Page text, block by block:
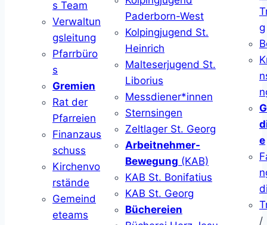
s Team
Verwaltun
gsleitung
Pfarrbüro
s
Gremien
Rat der
Pfarreien
Finanzaus
schuss
Kirchenvo
rstände
Gemeind
eteams
Paderborn-West
Kolpingjugend St.
Heinrich
Malteserjugend St.
Liborius
Messdiener*innen
Sternsingen
Zeltlager St. Georg
Arbeitnehmer-
Bewegung (KAB)
KAB St. Bonifatius
KAB St. Georg
Büchereien
g
e
/